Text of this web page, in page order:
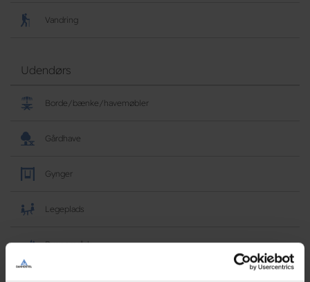
Vandring
Udendørs
Borde/bænke/havemøbler
Gårdhave
Gynger
Legeplads
Rygeområde